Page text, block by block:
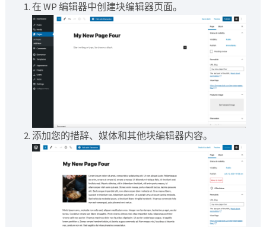
在 WP 编辑器中创建块编辑器页面。
添加您的措辞、媒体和其他块编辑器内容。